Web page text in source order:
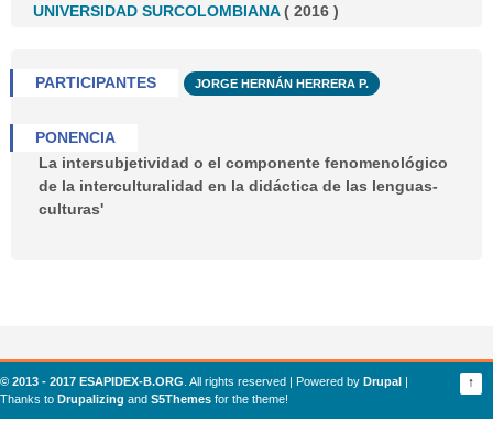
UNIVERSIDAD SURCOLOMBIANA( 2016 )
PARTICIPANTES JORGE HERNÁN HERRERA P.
PONENCIA
La intersubjetividad o el componente fenomenológico
de la interculturalidad en la didáctica de las lenguas-
culturas'
↑
© 2013 - 2017 ESAPIDEX-B.ORG . All rights reserved | Powered by Drupal |
Thanks to Drupalizing and S5Themes for the theme!